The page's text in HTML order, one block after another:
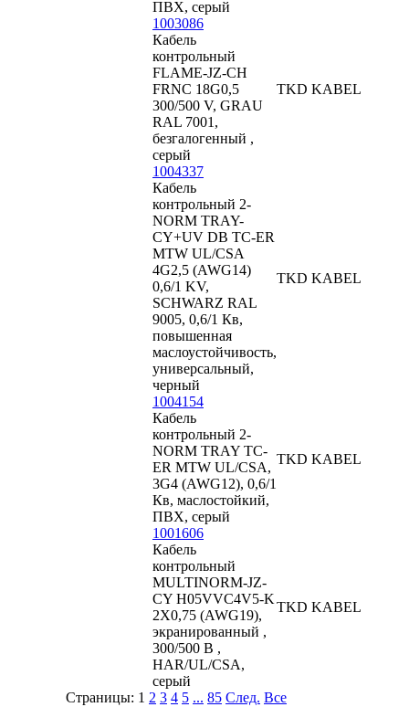
ПВХ, серый
1003086
Кабель
контрольный
FLAME-JZ-CH
FRNC 18G0,5
300/500 V, GRAU
RAL 7001,
безгалогенный ,
серый
TKD KABEL
1004337
Кабель
контрольный 2-
NORM TRAY-
CY+UV DB TC-ER
MTW UL/CSA
4G2,5 (AWG14)
0,6/1 KV,
SCHWARZ RAL
9005, 0,6/1 Кв,
повышенная
маслоустойчивость,
универсальный,
черный
TKD KABEL
1004154
Кабель
контрольный 2-
NORM TRAY TC-
ER MTW UL/CSA,
3G4 (AWG12), 0,6/1
Кв, маслостойкий,
ПВХ, серый
TKD KABEL
1001606
Кабель
контрольный
MULTINORM-JZ-
CY H05VVC4V5-K
2X0,75 (AWG19),
экранированный ,
300/500 В ,
HAR/UL/CSA,
серый
TKD KABEL
Страницы: 1 2 3 4 5 ... 85 След. Все